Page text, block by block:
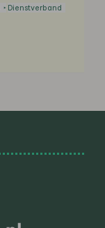
Dienstverband